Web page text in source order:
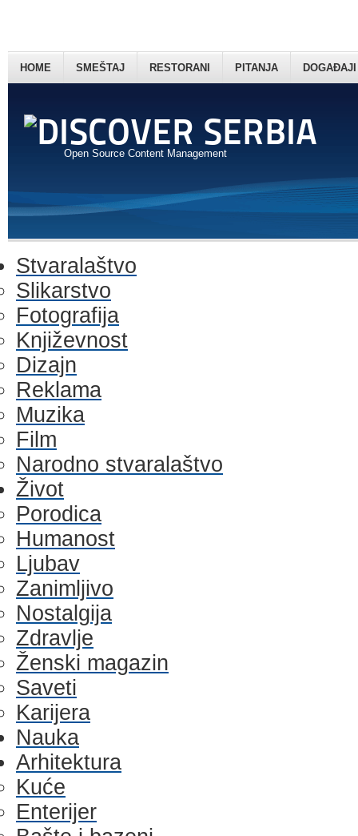
Open Source Content Management
HOME SMEŠTAJ RESTORANI PITANJA DOGAĐAJI
Stvaralaštvo
Slikarstvo
Fotografija
Književnost
Dizajn
Reklama
Muzika
Film
Narodno stvaralaštvo
Život
Porodica
Humanost
Ljubav
Zanimljivo
Nostalgija
Zdravlje
Ženski magazin
Saveti
Karijera
Nauka
Arhitektura
Kuće
Enterijer